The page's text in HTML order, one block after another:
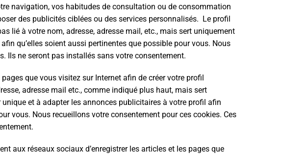
navigation, vos habitudes de consultation ou de consommation
des publicités ciblées ou des services personnalisés. Le profil
lié à votre nom, adresse, adresse mail, etc., mais sert uniquement
qu’elles soient aussi pertinentes que possible pour vous. Nous
Ils ne seront pas installés sans votre consentement.
que vous visitez sur Internet afin de créer votre profil
adresse mail etc., comme indiqué plus haut, mais sert
et à adapter les annonces publicitaires à votre profil afin
vous. Nous recueillons votre consentement pour ces cookies. Ces
aux réseaux sociaux d’enregistrer les articles et les pages que